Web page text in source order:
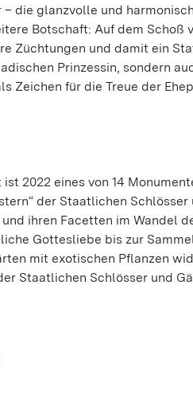
die glanzvolle und
Botschaft: Auf dem Schoß
Züchtungen und damit ein
Prinzessin, sondern
Zeichen für die Treue der
2022 eines von 14
der Staatlichen
ihren Facetten im Wandel
Gottesliebe bis zur
mit exotischen Pflanzen
Staatlichen Schlösser und